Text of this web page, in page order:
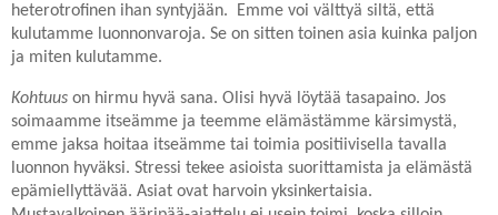
heterotrofinen ihan syntyjään. Emme voi välttyä siltä, että
kulutamme luonnonvaroja. Se on sitten toinen asia kuinka paljon
ja miten kulutamme.
Kohtuus on hirmu hyvä sana. Olisi hyvä löytää tasapaino. Jos
soimaamme itseämme ja teemme elämästämme kärsimystä,
emme jaksa hoitaa itseämme tai toimia positiivisella tavalla
luonnon hyväksi. Stressi tekee asioista suorittamista ja elämästä
epämiellyttävää. Asiat ovat harvoin yksinkertaisia.